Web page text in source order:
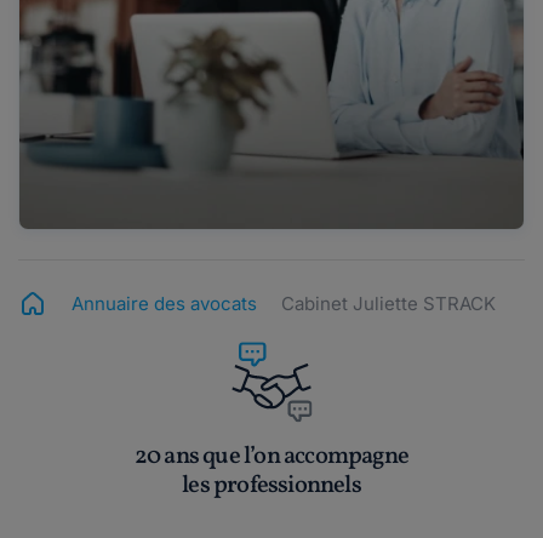
Annuaire des avocats Cabinet Juliette STRACK
20 ans que l’on accompagne
les professionnels